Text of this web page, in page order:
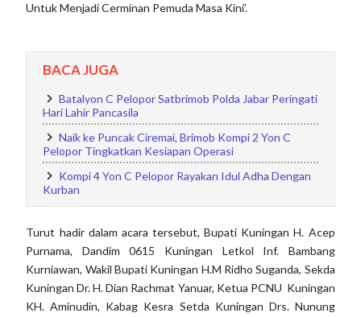
Untuk Menjadi Cerminan Pemuda Masa Kini'.
BACA JUGA
Batalyon C Pelopor Satbrimob Polda Jabar Peringati
Hari Lahir Pancasila
Naik ke Puncak Ciremai, Brimob Kompi 2 Yon C
Pelopor Tingkatkan Kesiapan Operasi
Kompi 4 Yon C Pelopor Rayakan Idul Adha Dengan
Kurban
Turut hadir dalam acara tersebut, Bupati Kuningan H. Acep
Purnama, Dandim 0615 Kuningan Letkol Inf. Bambang
Kurniawan, Wakil Bupati Kuningan H.M Ridho Suganda, Sekda
Kuningan Dr. H. Dian Rachmat Yanuar, Ketua PCNU Kuningan
KH. Aminudin, Kabag Kesra Setda Kuningan Drs. Nunung